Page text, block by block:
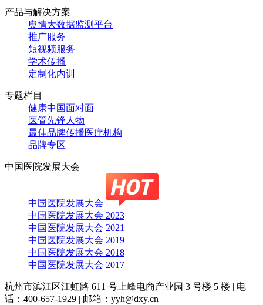
产品与解决方案
舆情大数据监测平台
推广服务
短视频服务
学术传播
定制化内训
专题栏目
健康中国面对面
医管先锋人物
最佳品牌传播医疗机构
品牌专区
中国医院发展大会
中国医院发展大会
中国医院发展大会 2023
中国医院发展大会 2021
中国医院发展大会 2019
中国医院发展大会 2018
中国医院发展大会 2017
杭州市滨江区江虹路 611 号上峰电商产业园 3 号楼 5 楼 | 电
话：400-657-1929 | 邮箱：yyh@dxy.cn